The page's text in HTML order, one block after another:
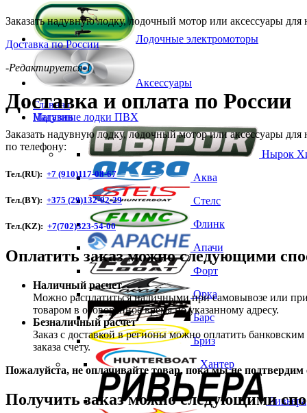
Лодочные электромоторы
Аксессуары
Главная
Магазин
Надувные лодки ПВХ
Нырок
Аква
Стелс
Флинк
Апачи
Форт
Орка
Барс
Бриз
Хантер
Ривьера
(докум.5л.с.)
х
тактный)
Заказать надувную лодку, лодочный мотор или аксессуары
Доставка по России
-Редактируется-1
Доставка и оплата по России
Заказать надувную лодку, лодочный мотор или аксессуары
по телефону:
Тел.(RU): +7 (910)117-08-67
Тел.(BY): +375 (29)132-02-29
Тел.(KZ): +7(702)323-54-00
Оплатить заказ можно следующими
Наличный расчет
Можно расплатиться наличными при самовывозе или
товаром в оговоренное время по указанному адресу.
Безналичный расчет
Заказ c доставкой в регионы можно оплатить
заказа счету.
Пожалуйста, не оплачивайте товар, пока мы не подтвердим
Получить заказ можно следующими